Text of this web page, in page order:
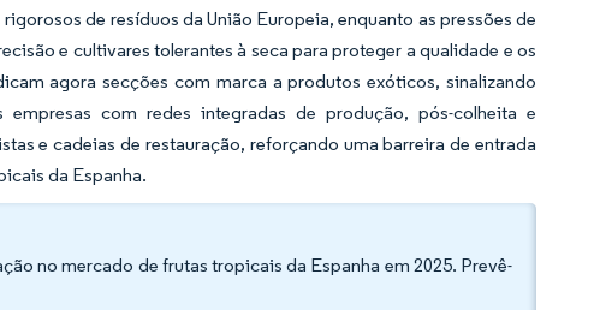
de resíduos da União Europeia, enquanto as pressões de
e cultivares tolerantes à seca para proteger a qualidade e os
agora secções com marca a produtos exóticos, sinalizando
com redes integradas de produção, pós-colheita e
e cadeias de restauração, reforçando uma barreira de entrada
da Espanha.
no mercado de frutas tropicais da Espanha em 2025. Prevê-